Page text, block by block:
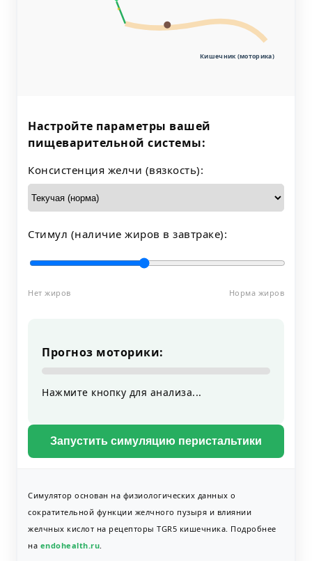
Кишечник (моторика)
Настройте параметры вашей
пищеварительной системы:
Консистенция желчи (вязкость):
Стимул (наличие жиров в завтраке):
Нет жиров Норма жиров
Прогноз моторики:
Нажмите кнопку для анализа...
Запустить симуляцию перистальтики
Симулятор основан на физиологических данных о
сократительной функции желчного пузыря и влиянии
желчных кислот на рецепторы TGR5 кишечника. Подробнее
на endohealth.ru.